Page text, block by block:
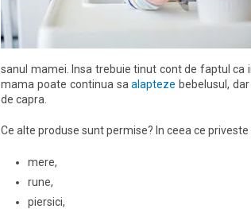
sanul mamei. Insa trebuie tinut cont de faptul ca
mama poate continua saalapteze bebelusul,
de capra.
Ce alte produse sunt permise? In ceea ce
mere,
rune,
piersici,